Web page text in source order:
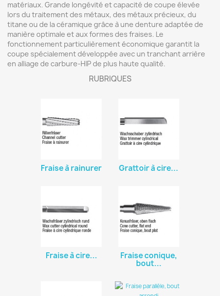
matériaux. Grande longévité et capacité de coupe élevée
lors du traitement des métaux, des métaux précieux, du
titane ou de la céramique grâce à une denture adaptée de
manière optimale et aux formes des fraises. Le
fonctionnement particulièrement économique garantit la
coupe spécialement développée avec un tranchant arrière
en alliage de carbure-HIP de plus haute qualité.
RUBRIQUES
Fraise à rainurer Grattoir à cire...
Fraise à cire... Fraise conique,
bout...